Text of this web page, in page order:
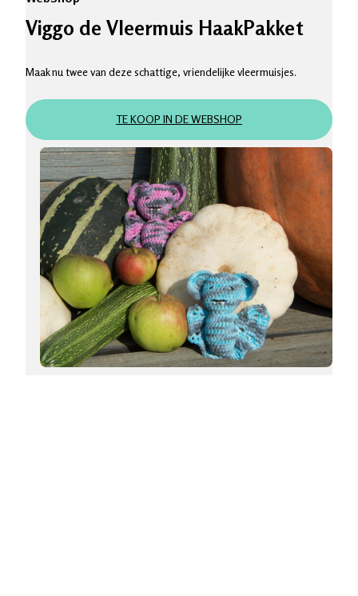
Viggo de Vleermuis HaakPakket
Maak nu twee van deze schattige, vriendelijke vleermuisjes.
TE KOOP IN DE WEBSHOP